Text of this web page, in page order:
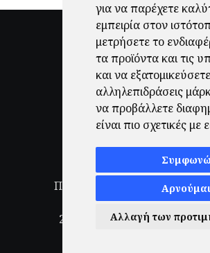
για να παρέχετε
εμπειρία στον
μετρήσετε το
τα προϊόντα και τις
και να
αλληλεπιδράσεις
να προβάλλετε
είναι πιο σχετικές με
Αρνούμαι
Αλλαγή των
Πολιτική Απορρήτου |Όροι
Ενημέρωση προτιμήσεων
2026
© Finale.gr All Rights